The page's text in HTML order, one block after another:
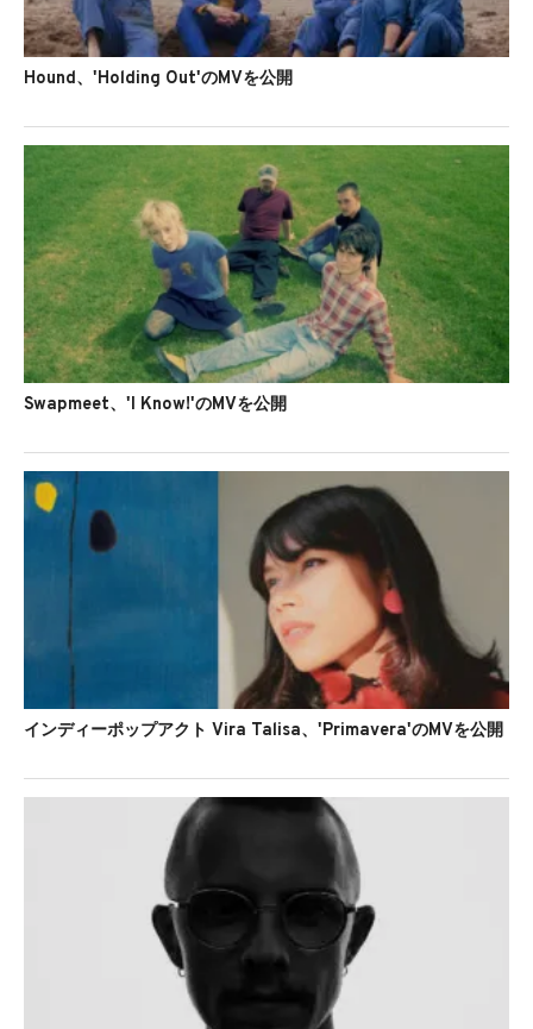
Hound、'Holding Out'のMVを公開
Swapmeet、'I Know!'のMVを公開
インディーポップアクト Vira Talisa、'Primavera'のMVを公開